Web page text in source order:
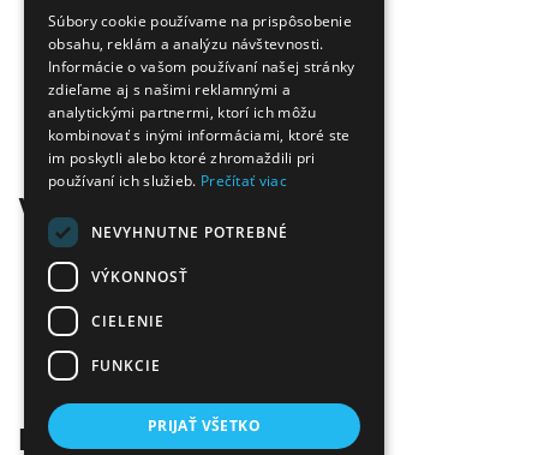
Úspora nákladov
Overená kvalita
Doprava zadarmo
Tovar skladom
Ekologická likvidácia tonerov
Množstvo spôsobov platby a dopravy
Ekológia
Všetko o nákupe
Kontaktné informácie
Platba a dodanie
Obchodné podmienky
Ekologická likvidácia tonerov
Záručné a reklamačné podmienky
Ochrana osobných údajov
Kontakt
Súbory cookie používame na prispôsobenie
obsahu, reklám a analýzu návštevnosti.
Informácie o vašom používaní našej stránky
zdieľame aj s našimi reklamnými a
analytickými partnermi, ktorí ich môžu
kombinovať s inými informáciami, ktoré ste
im poskytli alebo ktoré zhromaždili pri
používaní ich služieb. Prečítať viac
NEVYHNUTNE POTREBNÉ
VÝKONNOSŤ
CIELENIE
FUNKCIE
PRIJAŤ VŠETKO